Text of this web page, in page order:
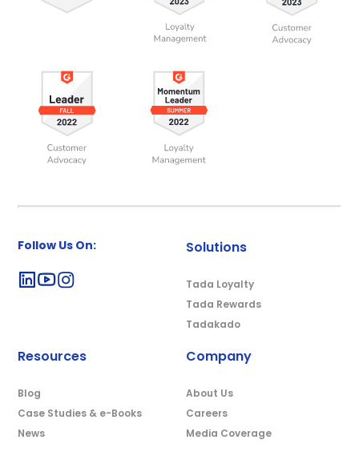
Follow Us On: Solutions
Tada Loyalty
Tada Rewards
Tadakado
Resources
Blog
Case Studies & e-Books
News
Company
About Us
Careers
Media Coverage